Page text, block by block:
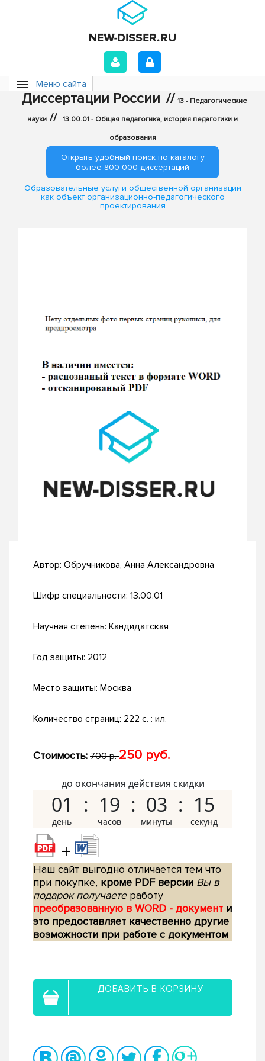
Меню сайта
Диссертации России // 13 - Педагогические
науки // 13.00.01 - Общая педагогика, история педагогики и
образования
Открыть удобный поиск по каталогу
более 800 000 диссертаций
Образовательные услуги общественной организации
как объект организационно-педагогического
проектирования
Автор: Обручникова, Анна Александровна
Шифр специальности: 13.00.01
Научная степень: Кандидатская
Год защиты: 2012
Место защиты: Москва
Количество страниц: 222 с. : ил.
Стоимость: 700 р.250 руб.
до окончания действия скидки
01 19 03 14
+
Наш сайт выгодно отличается тем что
при покупке, кроме PDF версии Вы в
подарок получаетеработу
преобразованную в WORD - документ и
это предоставляет качественно другие
возможности при работе с документом
ДОБАВИТЬ В КОРЗИНУ